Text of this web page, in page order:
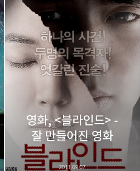
영화, <블라인드> -
잘 만들어진 영화
2011.09.07